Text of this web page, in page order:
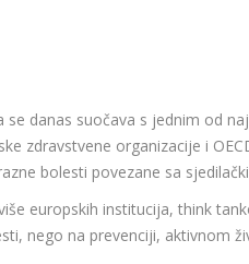
se danas suočava s jednim od
zdravstvene organizacije i
bolesti povezane sa
europskih institucija, think
nego na prevenciji, aktivnom